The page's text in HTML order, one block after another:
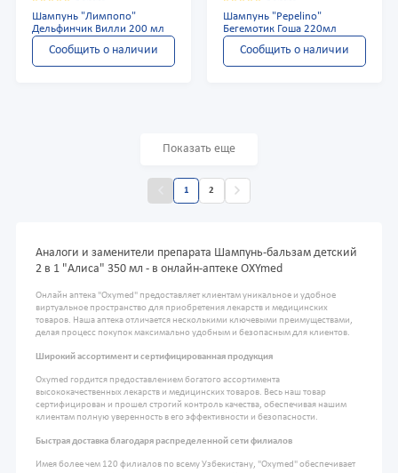
Шампунь "Лимпопо"
Дельфинчик Вилли 200 мл
Сообщить о наличии
Шампунь "Pepelino"
Бегемотик Гоша 220мл
Сообщить о наличии
Показать еще
1 2
Аналоги и заменители препарата Шампунь-бальзам детский
2 в 1 "Алиса" 350 мл - в онлайн-аптеке OXYmed
Онлайн аптека "Oxymed" предоставляет клиентам уникальное и удобное
виртуальное пространство для приобретения лекарств и медицинских
товаров. Наша аптека отличается несколькими ключевыми преимуществами,
делая процесс покупок максимально удобным и безопасным для клиентов.
Широкий ассортимент и сертифицированная продукция
Oxymed гордится предоставлением богатого ассортимента
высококачественных лекарств и медицинских товаров. Весь наш товар
сертифицирован и прошел строгий контроль качества, обеспечивая нашим
клиентам полную уверенность в его эффективности и безопасности.
Быстрая доставка благодаря распределенной сети филиалов
Имея более чем 120 филиалов по всему Узбекистану, "Oxymed" обеспечивает